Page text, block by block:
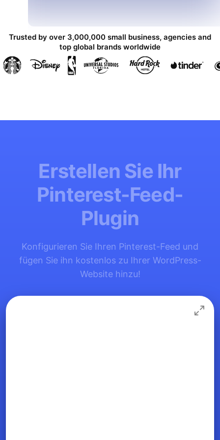
Trusted by over 3,000,000 small business, agencies and
top global brands worldwide
Erstellen Sie Ihr
Pinterest-Feed-
Plugin
Konfigurieren Sie Ihren Pinterest-Feed und
fügen Sie ihn kostenlos zu Ihrer WordPress-
Website hinzu!